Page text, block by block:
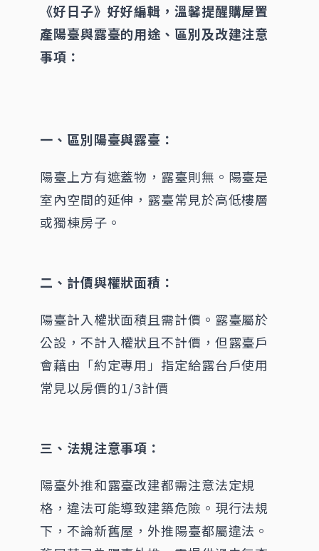
《好日子》好好編輯，溫馨提醒購屋置
產陽臺與露臺的用途、區別及改建注意
事項：
一、區別陽臺與露臺：
陽臺上方有遮蓋物，露臺則無。陽臺是
室內空間的延伸，露臺常見於高低樓層
或獨棟房子。
二、計價與權狀面積：
陽臺計入權狀面積且需計價。露臺屬於
公設，不計入權狀且不計價，但露臺戶
會藉由「約定專用」指定給露台戶使用
常見以房價的1/3計價
三、法規注意事項：
陽臺外推和露臺改建都需注意法定規
格，違法可能導致建築危險。現行法規
下，不論新舊屋，外推陽臺都屬違法。